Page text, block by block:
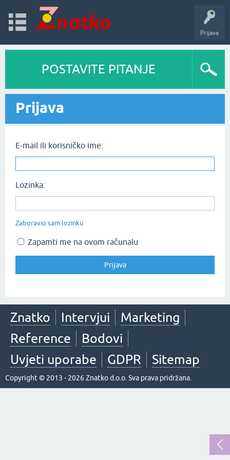
Prijava
POSTAVITE PITANJE
Prijava
E-mail ili korisničko ime:
Lozinka:
Zaboravio sam lozinku
Zapamti me na ovom računalu
Znatko Intervjui
Marketing
Reference
Bodovi
Uvjeti uporabe
GDPR Sitemap
Copyright © 2013 - 2026 Znatko d.o.o. Sva prava pridržana.